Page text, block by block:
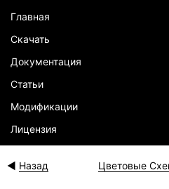
Главная
Скачать
Документация
Статьи
Модификации
Лицензия
Назад Цветовые